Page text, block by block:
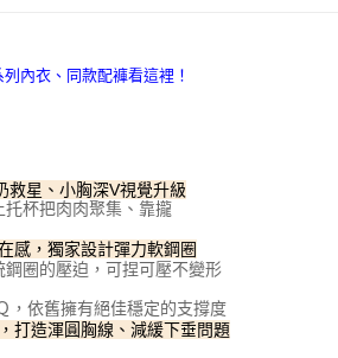
流程】
收到繳費通知簡訊。
先享後付 」之結帳頁面顯示為準，若有關於
support/home
限公司提供之「AFTEE先享後付」服務完成之交
內提供個人資料，並將交易相關給付款項請求債
含以上)免運費
含以上)免運費
含以上)免運費
含以上)免運費
救星、小胸深V視覺升級
托杯把肉肉聚集、靠攏
感，獨家設計彈力軟鋼圈
鋼圈的壓迫，可捏可壓不變形
，依舊擁有絕佳穩定的支撐度
打造渾圓胸線、減緩下垂問題